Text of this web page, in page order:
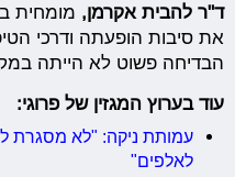
ד"ר להבית אקרמן, מומחית
את סיבות הופעתה ודרכי
הבדיחה פשוט לא הייתה
עוד בערוץ המגזין של פרוגי:
עמותת ניקה: "לא מסגרת
לאלפים"